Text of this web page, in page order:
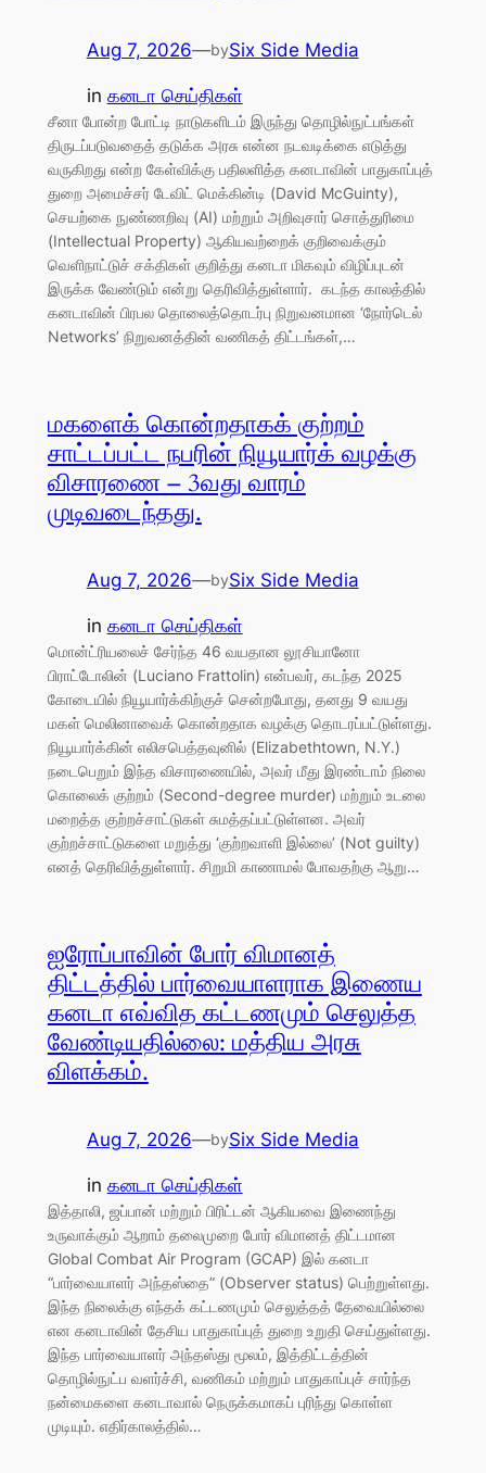
Aug 7, 2026—bySix Side Media
in கனடா செய்திகள்
சீனா போன்ற போட்டி நாடுகளிடம் இருந்து தொழில்நுட்பங்கள்
திருடப்படுவதைத் தடுக்க அரசு என்ன நடவடிக்கை எடுத்து
வருகிறது என்ற கேள்விக்கு பதிலளித்த கனடாவின் பாதுகாப்புத்
துறை அமைச்சர் டேவிட் மெக்கின்டி (David McGuinty),
செயற்கை நுண்ணறிவு (AI) மற்றும் அறிவுசார் சொத்துரிமை
(Intellectual Property) ஆகியவற்றைக் குறிவைக்கும்
வெளிநாட்டுச் சக்திகள் குறித்து கனடா மிகவும் விழிப்புடன்
இருக்க வேண்டும் என்று தெரிவித்துள்ளார். கடந்த காலத்தில்
கனடாவின் பிரபல தொலைத்தொடர்பு நிறுவனமான ‘நோர்டெல்
Networks’ நிறுவனத்தின் வணிகத் திட்டங்கள்,…
மகளைக் கொன்றதாகக் குற்றம்
சாட்டப்பட்ட நபரின் நியூயார்க் வழக்கு
விசாரணை – 3வது வாரம்
முடிவடைந்தது.
Aug 7, 2026—bySix Side Media
in கனடா செய்திகள்
மொன்ட்ரியலைச் சேர்ந்த 46 வயதான லூசியானோ
பிராட்டோலின் (Luciano Frattolin) என்பவர், கடந்த 2025
கோடையில் நியூயார்க்கிற்குச் சென்றபோது, தனது 9 வயது
மகள் மெலினாவைக் கொன்றதாக வழக்கு தொடரப்பட்டுள்ளது.
நியூயார்க்கின் எலிசபெத்தவுனில் (Elizabethtown, N.Y.)
நடைபெறும் இந்த விசாரணையில், அவர் மீது இரண்டாம் நிலை
கொலைக் குற்றம் (Second-degree murder) மற்றும் உடலை
மறைத்த குற்றச்சாட்டுகள் சுமத்தப்பட்டுள்ளன. அவர்
குற்றச்சாட்டுகளை மறுத்து ‘குற்றவாளி இல்லை’ (Not guilty)
எனத் தெரிவித்துள்ளார். சிறுமி காணாமல் போவதற்கு ஆறு…
ஐரோப்பாவின் போர் விமானத்
திட்டத்தில் பார்வையாளராக இணைய
கனடா எவ்வித கட்டணமும் செலுத்த
வேண்டியதில்லை: மத்திய அரசு
விளக்கம்.
Aug 7, 2026—bySix Side Media
in கனடா செய்திகள்
இத்தாலி, ஜப்பான் மற்றும் பிரிட்டன் ஆகியவை இணைந்து
உருவாக்கும் ஆறாம் தலைமுறை போர் விமானத் திட்டமான
Global Combat Air Program (GCAP) இல் கனடா
“பார்வையாளர் அந்தஸ்தை” (Observer status) பெற்றுள்ளது.
இந்த நிலைக்கு எந்தக் கட்டணமும் செலுத்தத் தேவையில்லை
என கனடாவின் தேசிய பாதுகாப்புத் துறை உறுதி செய்துள்ளது.
இந்த பார்வையாளர் அந்தஸ்து மூலம், இத்திட்டத்தின்
தொழில்நுட்ப வளர்ச்சி, வணிகம் மற்றும் பாதுகாப்புச் சார்ந்த
நன்மைகளை கனடாவால் நெருக்கமாகப் புரிந்து கொள்ள
முடியும். எதிர்காலத்தில்…